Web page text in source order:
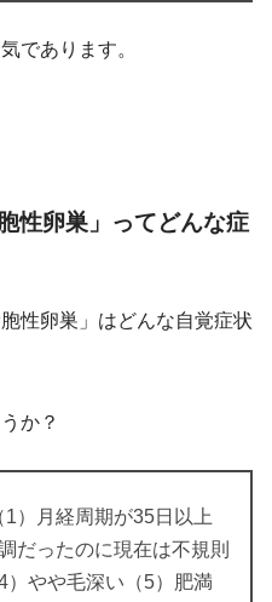
であります。
性卵巣」ってどんな症
性卵巣」はどんな自覚症状
か？
）月経周期が35日以上
だったのに現在は不規則
）やや毛深い（5）肥満